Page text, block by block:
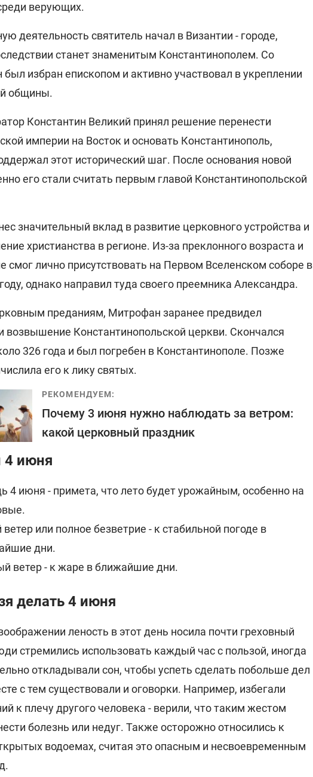
верующих.
деятельность святитель начал в Византии - городе,
станет знаменитым Константинополем. Со
избран епископом и активно участвовал в укреплении
общины.
Константин Великий принял решение перенести
империи на Восток и основать Константинополь,
этот исторический шаг. После основания новой
его стали считать первым главой Константинопольской
значительный вклад в развитие церковного устройства и
христианства в регионе. Из-за преклонного возраста и
смог лично присутствовать на Первом Вселенском соборе в
однако направил туда своего преемника Александра.
преданиям, Митрофан заранее предвидел
возвышение Константинопольской церкви. Скончался
326 года и был погребен в Константинополе. Позже
его к лику святых.
РЕКОМЕНДУЕМ:
Почему 3 июня нужно наблюдать за ветром:
какой церковный праздник
июня
4 июня - примета, что лето будет урожайным, особенно на
ветер или полное безветрие - к стабильной погоде в
дни.
ветер - к жаре в ближайшие дни.
делать 4 июня
леность в этот день носила почти греховный
стремились использовать каждый час с пользой, иногда
откладывали сон, чтобы успеть сделать побольше дел
с тем существовали и оговорки. Например, избегали
к плечу другого человека - верили, что таким жестом
болезнь или недуг. Также осторожно относились к
водоемах, считая это опасным и несвоевременным